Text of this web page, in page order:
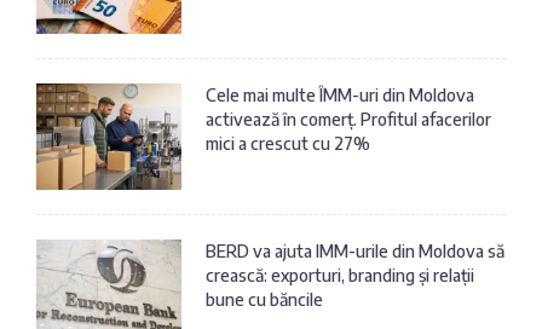
Cele mai multe ÎMM-uri din Moldova
activează în comerț. Profitul afacerilor
mici a crescut cu 27%
BERD va ajuta IMM-urile din Moldova să
crească: exporturi, branding și relații
bune cu băncile